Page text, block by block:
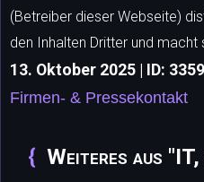
(Betreiber dieser Webseite)
den Inhalten Dritter und macht
13. Oktober 2025 | ID: 3359
Firmen- & Pressekontakt
Weiteres aus